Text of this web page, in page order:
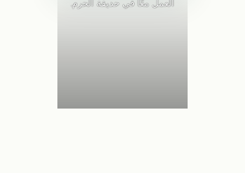
العمل معًا في حديقة الحرم.